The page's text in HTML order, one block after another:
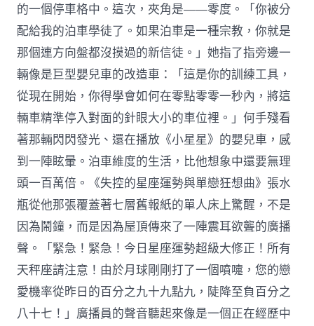
的一個停車格中。這次，夾角是——零度。「你被分
配給我的泊車學徒了。如果泊車是一種宗教，你就是
那個連方向盤都沒摸過的新信徒。」她指了指旁邊一
輛像是巨型嬰兒車的改造車：「這是你的訓練工具，
從現在開始，你得學會如何在零點零零一秒內，將這
輛車精準停入對面的針眼大小的車位裡。」何手殘看
著那輛閃閃發光、還在播放《小星星》的嬰兒車，感
到一陣眩暈。泊車維度的生活，比他想象中還要無理
頭一百萬倍。《失控的星座運勢與單戀狂想曲》張水
瓶從他那張覆蓋著七層舊報紙的單人床上驚醒，不是
因為鬧鐘，而是因為屋頂傳來了一陣震耳欲聾的廣播
聲。「緊急！緊急！今日星座運勢超級大修正！所有
天秤座請注意！由於月球剛剛打了一個噴嚏，您的戀
愛機率從昨日的百分之九十九點九，陡降至負百分之
八十七！」廣播員的聲音聽起來像是一個正在經歷中